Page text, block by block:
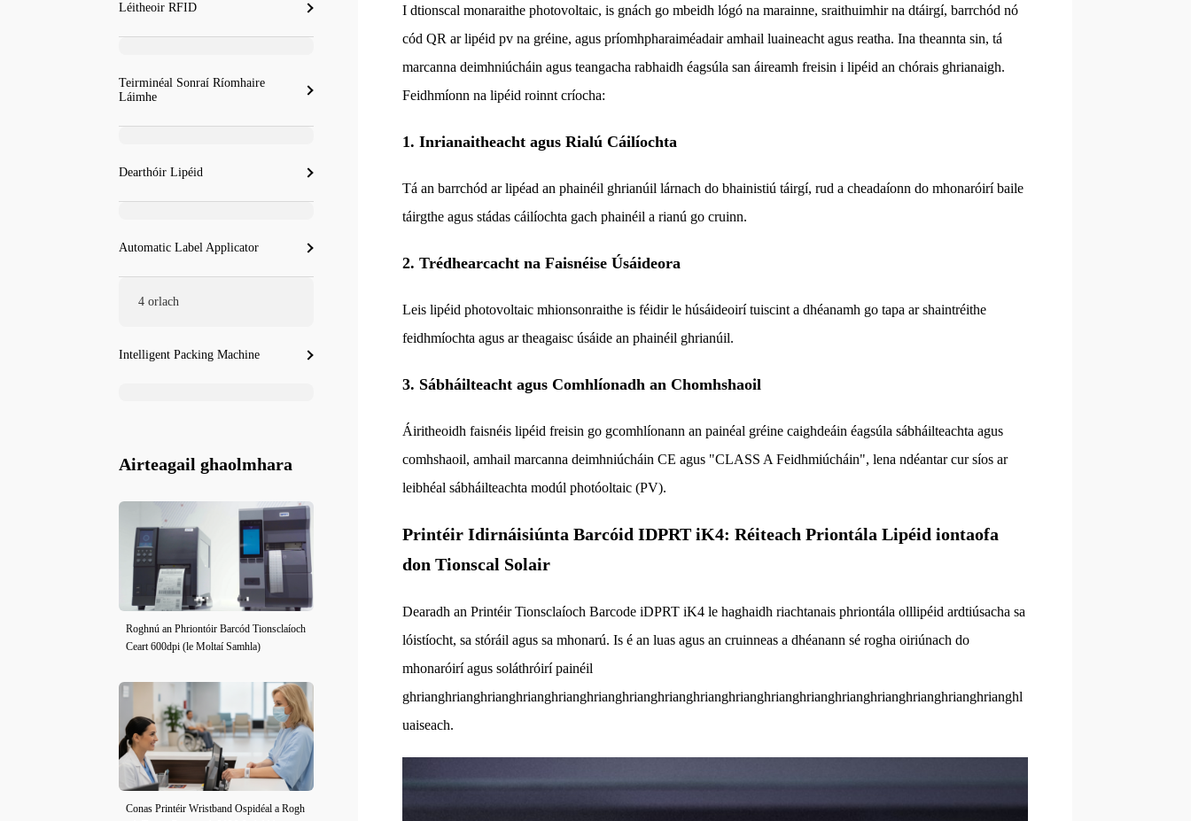
I dtionscal monaraithe photovoltaic, is gnách go mbeidh lógó na marainne, sraithuimhir na dtáirgí, barrchód nó
cód QR ar lipéid pv na gréine, agus príomhpharaiméadair amhail luaineacht agus reatha. Ina theannta sin, tá
marcanna deimhniúcháin agus teangacha rabhaidh éagsúla san áireamh freisin i lipéid an chórais ghrianaigh.
Feidhmíonn na lipéid roinnt críocha:
1. Inrianaitheacht agus Rialú Cáilíochta
Tá an barrchód ar lipéad an phainéil ghrianúil lárnach do bhainistiú táirgí, rud a cheadaíonn do mhonaróirí baile
táirgthe agus stádas cáilíochta gach phainéil a rianú go cruinn.
2. Trédhearcacht na Faisnéise Úsáideora
Leis lipéid photovoltaic mhionsonraithe is féidir le húsáideoirí tuiscint a dhéanamh go tapa ar shaintréithe
feidhmíochta agus ar theagaisc úsáide an phainéil ghrianúil.
3. Sábháilteacht agus Comhlíonadh an Chomhshaoil
Áiritheoidh faisnéis lipéid freisin go gcomhlíonann an painéal gréine caighdeáin éagsúla sábháilteachta agus
comhshaoil, amhail marcanna deimhniúcháin CE agus "CLASS A Feidhmiúcháin", lena ndéantar cur síos ar
leibhéal sábháilteachta modúl photóoltaic (PV).
Printéir Idirnáisiúnta Barcóid IDPRT iK4: Réiteach Priontála Lipéid iontaofa
don Tionscal Solair
Dearadh an Printéir Tionsclaíoch Barcode iDPRT iK4 le haghaidh riachtanais phriontála olllipéid ardtiúsacha sa
lóistíocht, sa stóráil agus sa mhonarú. Is é an luas agus an cruinneas a dhéanann sé rogha oiriúnach do
mhonaróirí agus soláthróirí painéil
ghrianghrianghrianghrianghrianghrianghrianghrianghrianghrianghrianghrianghrianghrianghrianghrianghrianghl
uaiseach.
Léitheoir RFID
Teirminéal Sonraí Ríomhaire
Láimhe
Dearthóir Lipéid
Automatic Label Applicator
4 orlach
Intelligent Packing Machine
Airteagail ghaolmhara
Roghnú an Phriontóir Barcód Tionsclaíoch
Ceart 600dpi (le Moltaí Samhla)
Conas Printéir Wristband Ospidéal a Rogh